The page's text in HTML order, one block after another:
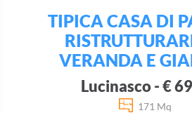
TIPICA CASA DI
VERANDA E
Lucinasco - €
171 Mq